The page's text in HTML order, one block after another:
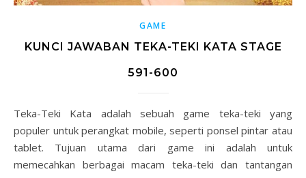
GAME
KUNCI JAWABAN TEKA-TEKI KATA STAGE
591-600
Teka-Teki Kata adalah sebuah game teka-teki yang
populer untuk perangkat mobile, seperti ponsel pintar atau
tablet. Tujuan utama dari game ini adalah untuk
memecahkan berbagai macam teka-teki dan tantangan